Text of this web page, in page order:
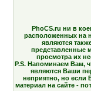
PhoCS.ru ни в
расположенных на
являются
представленные
просмотра их
P.S. Напоминаем Вам,
являются Ваши
неприятно, но если
материал на сайте -